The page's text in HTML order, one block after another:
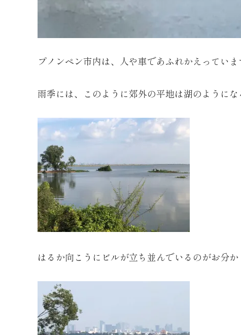
プノンペン市内は、人や車であふれかえってい
雨季には、このように郊外の平地は湖のようにな
はるか向こうにビルが立ち並んでいるのがお分か